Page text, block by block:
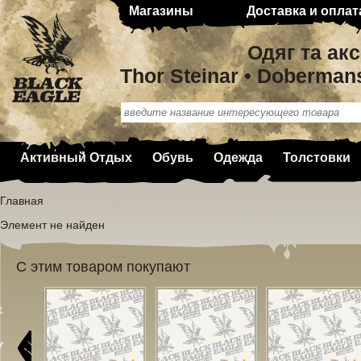
Магазины Доставка и
Одяг та
Thor Steinar •
Активный Отдых Обувь Одежда Толстовки
Главная
Элемент не найден
С этим товаром покупают